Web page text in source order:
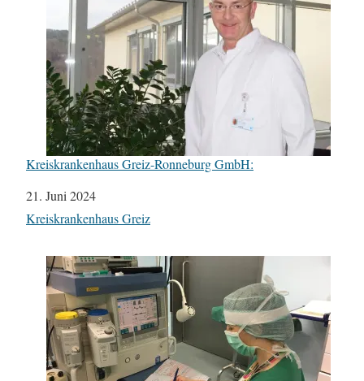
Kreiskrankenhaus Greiz-Ronneburg GmbH:
Datum
21. Juni 2024
In Bezug auf
Kreiskrankenhaus Greiz